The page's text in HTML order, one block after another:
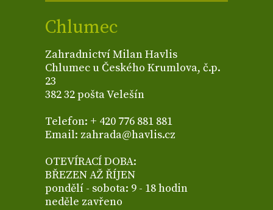
Chlumec
Zahradnictví Milan Havlis
Chlumec u Českého Krumlova, č.p.
23
382 32 pošta Velešín
Telefon: + 420 776 881 881
Email: zahrada@havlis.cz
OTEVÍRACÍ DOBA:
BŘEZEN AŽ ŘÍJEN
pondělí - sobota: 9 - 18 hodin
neděle zavřeno